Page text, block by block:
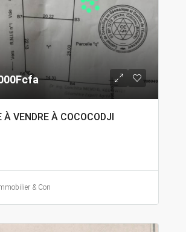
À VENDRE À COCOCODJI
& Construction